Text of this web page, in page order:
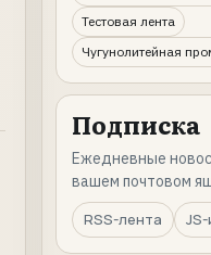
Тестовая лента
Чугунолитейная
Подписка
Ежедневные
вашем почтовом
RSS-лента